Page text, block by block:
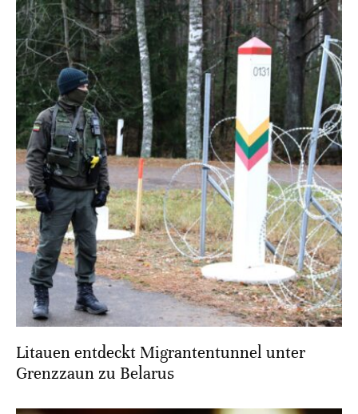
Litauen entdeckt Migrantentunnel unter
Grenzzaun zu Belarus